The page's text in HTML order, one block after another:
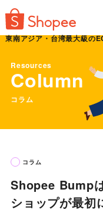
東南アジア・台湾最大級の
Resources
Column
コラム
コラム
Shopee Bump
ショップが最初